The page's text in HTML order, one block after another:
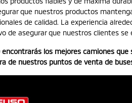
que nuestros productos
de calidad. La experiencia
de asegurar que nuestros clientes
encontrarás los mejores camiones
de nuestros puntos de venta de